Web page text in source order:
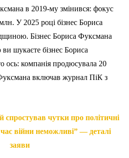
в 2019-му змінився: фокус
У 2025 році бізнес Бориса
Бізнес Бориса Фуксмана
шукаєте бізнес Бориса
ось: компанія продюсувала 20
включав журнал ПіК з
спростував чутки про політичні
час війни неможливі” — деталі
заяви